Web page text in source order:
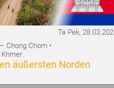
Ta Pek,
Chong Chom •
äußersten Norden